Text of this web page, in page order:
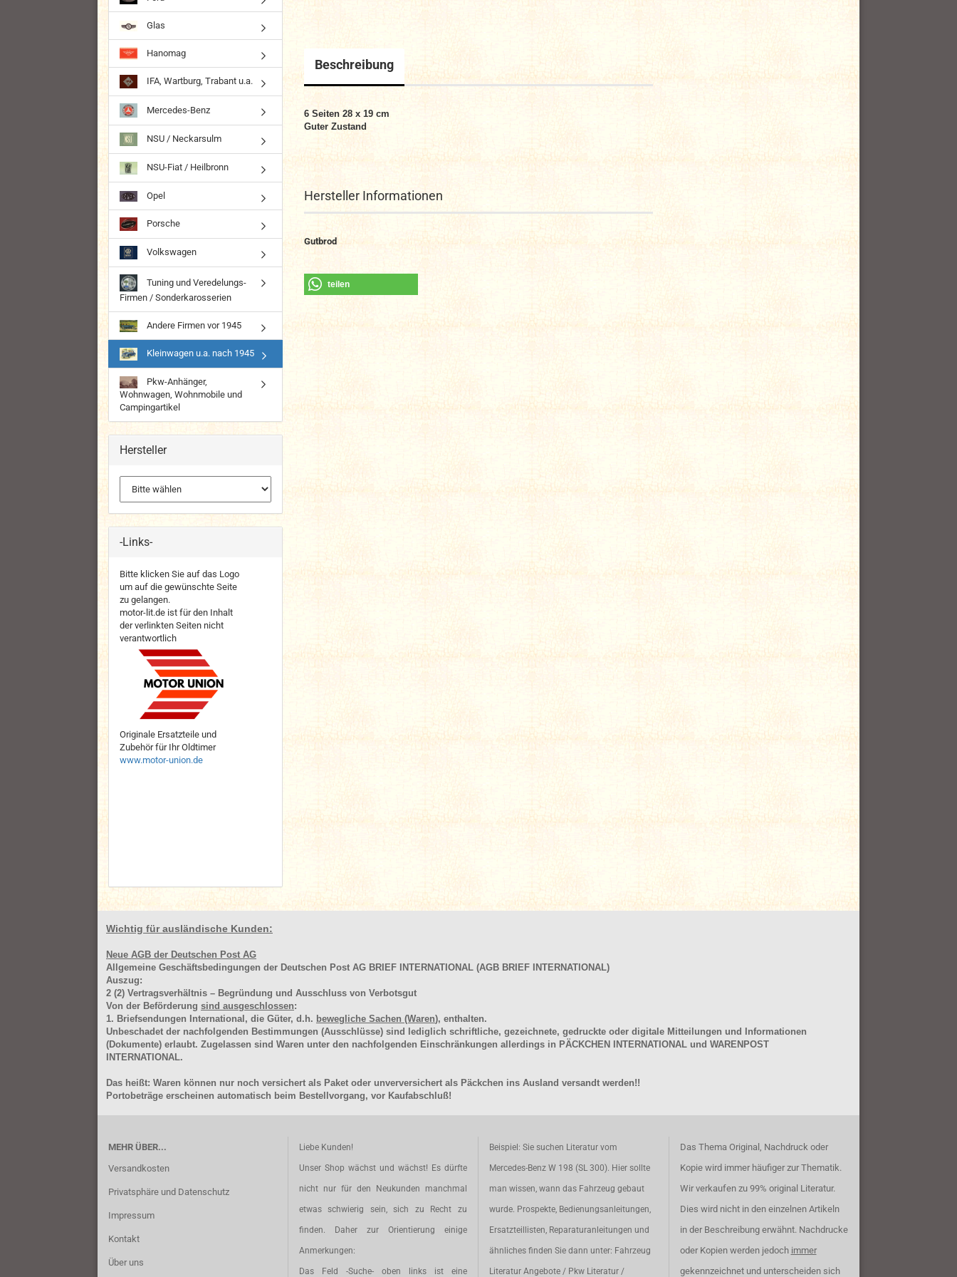
Beschreibung
6 Seiten 28 x 19 cm
Guter Zustand
Hersteller Informationen
Gutbrod
teilen
Glas
Hanomag
IFA, Wartburg, Trabant u.a.
Mercedes-Benz
NSU / Neckarsulm
NSU-Fiat / Heilbronn
Opel
Porsche
Volkswagen
Tuning und Veredelungs-
Firmen / Sonderkarosserien
Andere Firmen vor 1945
Kleinwagen u.a. nach 1945
Pkw-Anhänger,
Wohnwagen, Wohnmobile und
Campingartikel
Hersteller
-Links-
Bitte klicken Sie auf das Logo
um auf die gewünschte Seite
zu gelangen.
motor-lit.de ist für den Inhalt
der verlinkten Seiten nicht
verantwortlich
Originale Ersatzteile und
Zubehör für Ihr Oldtimer
www.motor-union.de
Wichtig für ausländische Kunden:
Neue AGB der Deutschen Post AG
Allgemeine Geschäftsbedingungen der Deutschen Post AG BRIEF INTERNATIONAL (AGB BRIEF INTERNATIONAL)
Auszug:
2 (2) Vertragsverhältnis – Begründung und Ausschluss von Verbotsgut
Von der Beförderung sind ausgeschlossen:
1. Briefsendungen International, die Güter, d.h. bewegliche Sachen (Waren), enthalten.
Unbeschadet der nachfolgenden Bestimmungen (Ausschlüsse) sind lediglich schriftliche, gezeichnete, gedruckte oder digitale Mitteilungen und Informationen
(Dokumente) erlaubt. Zugelassen sind Waren unter den nachfolgenden Einschränkungen allerdings in PÄCKCHEN INTERNATIONAL und WARENPOST
INTERNATIONAL.
Das heißt: Waren können nur noch versichert als Paket oder unverversichert als Päckchen ins Ausland versandt werden!!
Portobeträge erscheinen automatisch beim Bestellvorgang, vor Kaufabschluß!
MEHR ÜBER...
Versandkosten
Privatsphäre und Datenschutz
Impressum
Kontakt
Über uns
Liebe Kunden!
Unser Shop wächst und wächst! Es dürfte
nicht nur für den Neukunden manchmal
etwas schwierig sein, sich zu Recht zu
finden. Daher zur Orientierung einige
Anmerkungen:
Das Feld -Suche- oben links ist eine
Beispiel: Sie suchen Literatur vom
Mercedes-Benz W 198 (SL 300). Hier sollte
man wissen, wann das Fahrzeug gebaut
wurde. Prospekte, Bedienungsanleitungen,
Ersatzteillisten, Reparaturanleitungen und
ähnliches finden Sie dann unter: Fahrzeug
Literatur Angebote / Pkw Literatur /
Das Thema Original, Nachdruck oder
Kopie wird immer häufiger zur Thematik.
Wir verkaufen zu 99% original Literatur.
Dies wird nicht in den einzelnen Artikeln
in der Beschreibung erwähnt. Nachdrucke
oder Kopien werden jedoch immer
gekennzeichnet und unterscheiden sich